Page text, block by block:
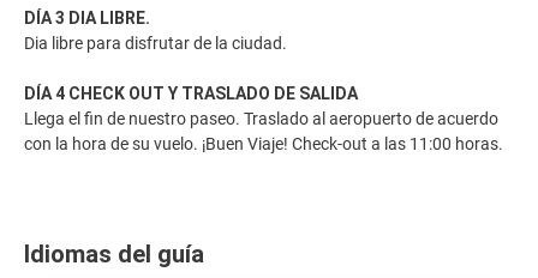
DÍA 3 DIA LIBRE.
Dia libre para disfrutar de la ciudad.
DÍA 4 CHECK OUT Y TRASLADO DE SALIDA
Llega el fin de nuestro paseo. Traslado al aeropuerto de acuerdo
con la hora de su vuelo. ¡Buen Viaje! Check-out a las 11:00 horas.
Idiomas del guía